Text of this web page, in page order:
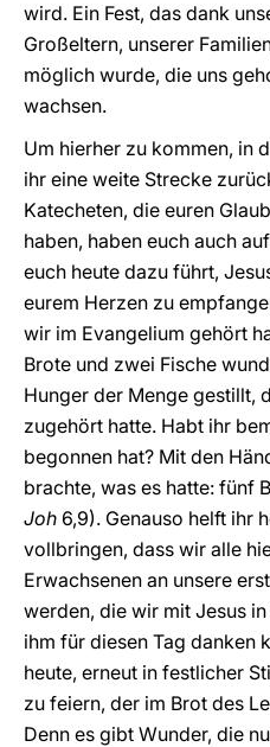
wird. Ein Fest, das dank
Großeltern, unserer
möglich wurde, die uns
wachsen.
Um hierher zu kommen, in
ihr eine weite Strecke
Katecheten, die euren
haben, haben euch auch
euch heute dazu führt,
eurem Herzen zu
wir im Evangelium gehört
Brote und zwei Fische
Hunger der Menge gestillt,
zugehört hatte. Habt ihr
begonnen hat? Mit den
brachte, was es hatte: fünf
Joh 6,9). Genauso helft ihr
vollbringen, dass wir alle
Erwachsenen an unsere
werden, die wir mit Jesus
ihm für diesen Tag danken
heute, erneut in festlicher
zu feiern, der im Brot des
Denn es gibt Wunder, die